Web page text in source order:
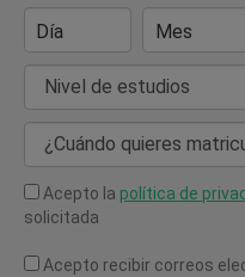
Día
Mes
Nivel de estudios
¿Cuándo quieres
Acepto la política de
solicitada
Acepto recibir correos